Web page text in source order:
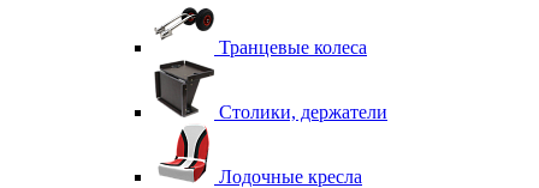
Транцевые колеса
Столики, держатели
Лодочные кресла